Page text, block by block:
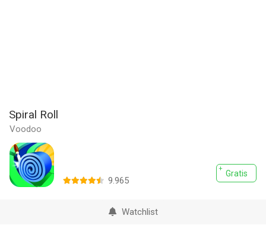
Spiral Roll
Voodoo
Gratis
9.965
Watchlist